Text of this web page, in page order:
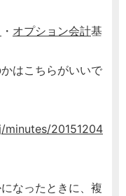
・ オプション会計基
はこちらがいいで
20151204
なったときに、複